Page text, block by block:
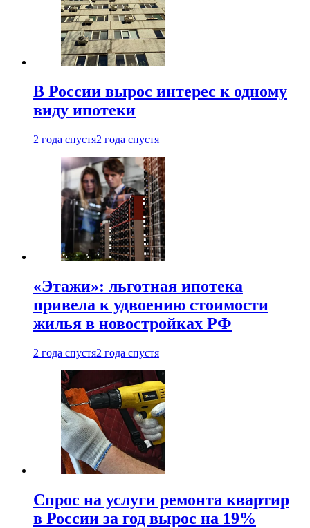
В России вырос интерес к одному
виду ипотеки
2 года спустя2 года спустя
«Этажи»: льготная ипотека
привела к удвоению стоимости
жилья в новостройках РФ
2 года спустя2 года спустя
Спрос на услуги ремонта квартир
в России за год вырос на 19%